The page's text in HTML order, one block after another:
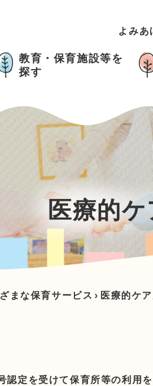
よみあ
教育・保育施設等を
探す
医療的
まな保育サービス › 医療的ケ
認定を受けて保育所等の利用